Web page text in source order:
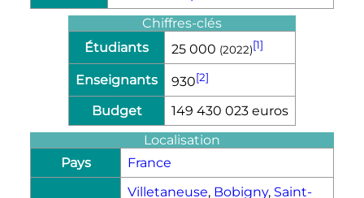
Chiffres-clés
Étudiants
25 000 (2022)[1]
Enseignants 930[2]
Budget
149 430 023 euros
Localisation
Pays
France
Villetaneuse, Bobigny, Saint-